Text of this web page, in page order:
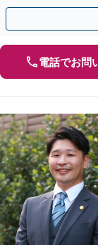
料請求／意見照会へ
電話でお問